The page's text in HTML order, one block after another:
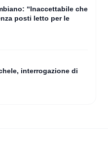
“Inaccettabile che
posti letto per le
interrogazione di